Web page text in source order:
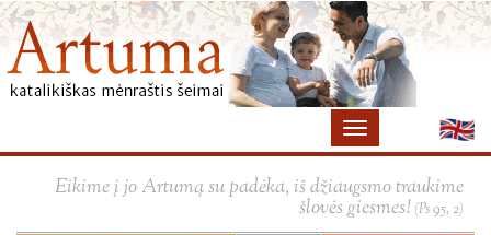
Eikime į jo Artumą su padėka, iš džiaugsmo traukime
šlovės giesmes! (Ps 95, 2)